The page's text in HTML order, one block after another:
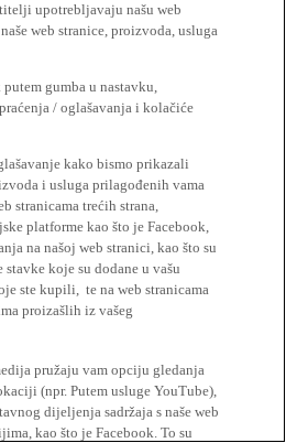
upotrebljavaju našu web
web stranice, proizvoda, usluga
gumba u nastavku,
/ oglašavanja i kolačiće
kako bismo prikazali
i usluga prilagođenih vama
stranicama trećih strana,
platforme kao što je Facebook,
na našoj web stranici, kao što su
koje su dodane u vašu
ste kupili, te na web stranicama
proizašlih iz vašeg
pružaju vam opciju gledanja
(npr. Putem usluge YouTube),
dijeljenja sadržaja s naše web
kao što je Facebook. To su